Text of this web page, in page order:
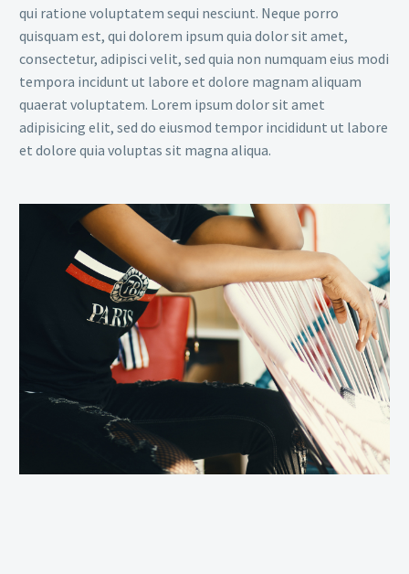
qui ratione voluptatem sequi nesciunt. Neque porro
quisquam est, qui dolorem ipsum quia dolor sit amet,
consectetur, adipisci velit, sed quia non numquam eius modi
tempora incidunt ut labore et dolore magnam aliquam
quaerat voluptatem. Lorem ipsum dolor sit amet
adipisicing elit, sed do eiusmod tempor incididunt ut labore
et dolore quia voluptas sit magna aliqua.